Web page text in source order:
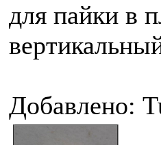
для пайки в
Добавлено: